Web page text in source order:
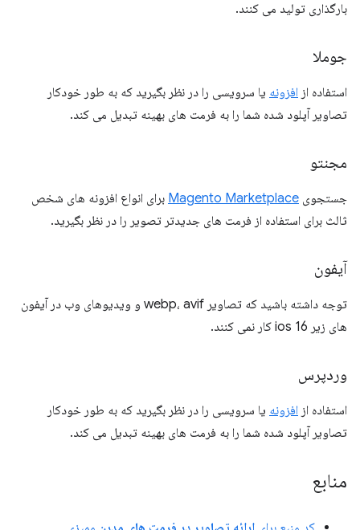
بارگذاری تولید می کنند.
جوملا
استفاده از افزونه یا سرویسی را در نظر بگیرید که به طور خودکار
تصاویر آپلود شده شما را به فرمت های بهینه تبدیل می کند.
مجنتو
جستجوی Magento Marketplace برای انواع افزونه های شخص
ثالث برای استفاده از فرمت های جدیدتر تصویر را در نظر بگیرید.
آیفون
توجه داشته باشید که تصاویر webp، avif و ویدیوهای وب در آیفون
های زیر ios 16 کار نمی کنند.
وردپرس
استفاده از افزونه یا سرویسی را در نظر بگیرید که به طور خودکار
تصاویر آپلود شده شما را به فرمت های بهینه تبدیل می کند.
منابع